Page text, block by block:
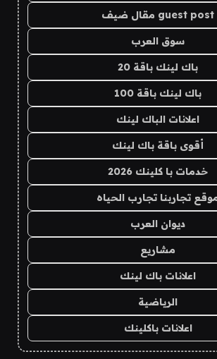
guest post مقال ضيف
سوق العرب
باك لينك باقة 20
باك لينك باقة 100
اعلانات الباك لينك
أقوى باقة باك لينك
خدمات با كلينك 2026
تجاربنا تجارب الحياه
ديوان العرب
مشاريع
اعلانات باك لينك
الرياضية
اعلانات باكلينك